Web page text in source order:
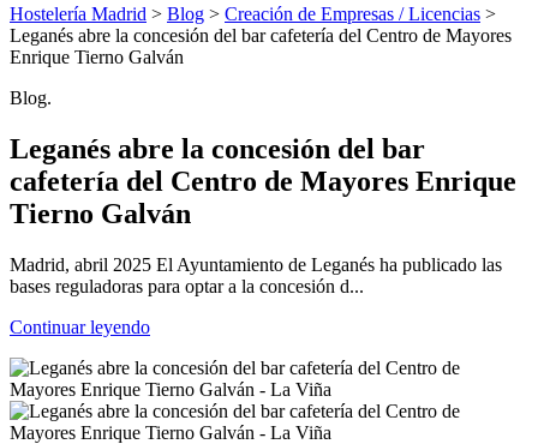
Hostelería Madrid > Blog > Creación de Empresas / Licencias >
Leganés abre la concesión del bar cafetería del Centro de Mayores
Enrique Tierno Galván
Blog.
Leganés abre la concesión del bar
cafetería del Centro de Mayores Enrique
Tierno Galván
Madrid, abril 2025 El Ayuntamiento de Leganés ha publicado las
bases reguladoras para optar a la concesión d...
Continuar leyendo